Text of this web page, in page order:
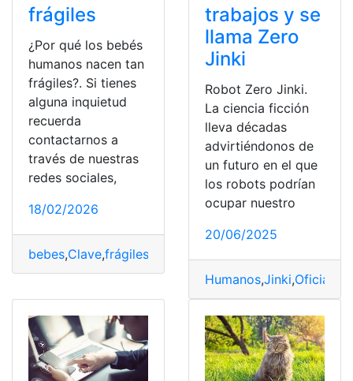
frágiles
¿Por qué los bebés
humanos nacen tan
frágiles?. Si tienes
alguna inquietud
recuerda
contactarnos a
través de nuestras
redes sociales,
18/02/2026
bebes,Clave,frágiles
trabajos y se
llama Zero
Jinki
Robot Zero Jinki.
La ciencia ficción
lleva décadas
advirtiéndonos de
un futuro en el que
los robots podrían
ocupar nuestro
20/06/2025
Humanos,Jinki,Oficial